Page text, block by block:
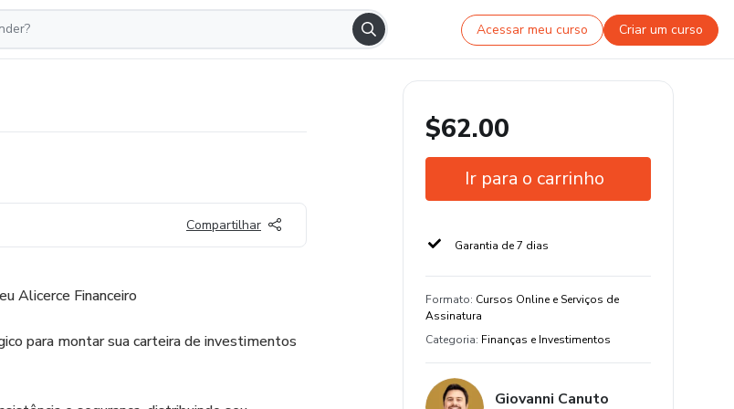
Acessar meu curso Criar um curso
Compartilhar
Alicerce Financeiro
para montar sua carteira de investimentos
$62.00
Ir para o carrinho
Garantia de 7 dias
Formato: Cursos Online e Serviços de
Assinatura
Categoria: Finanças e Investimentos
Giovanni Canuto